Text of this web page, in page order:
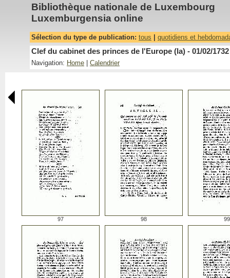
Bibliothèque nationale de Luxembourg
Luxemburgensia online
Sélection du type de publication: tous quotidiens et
Clef du cabinet des princes de l'Europe (la) - 01/02/1732
Navigation: Home Calendrier
97 98 99